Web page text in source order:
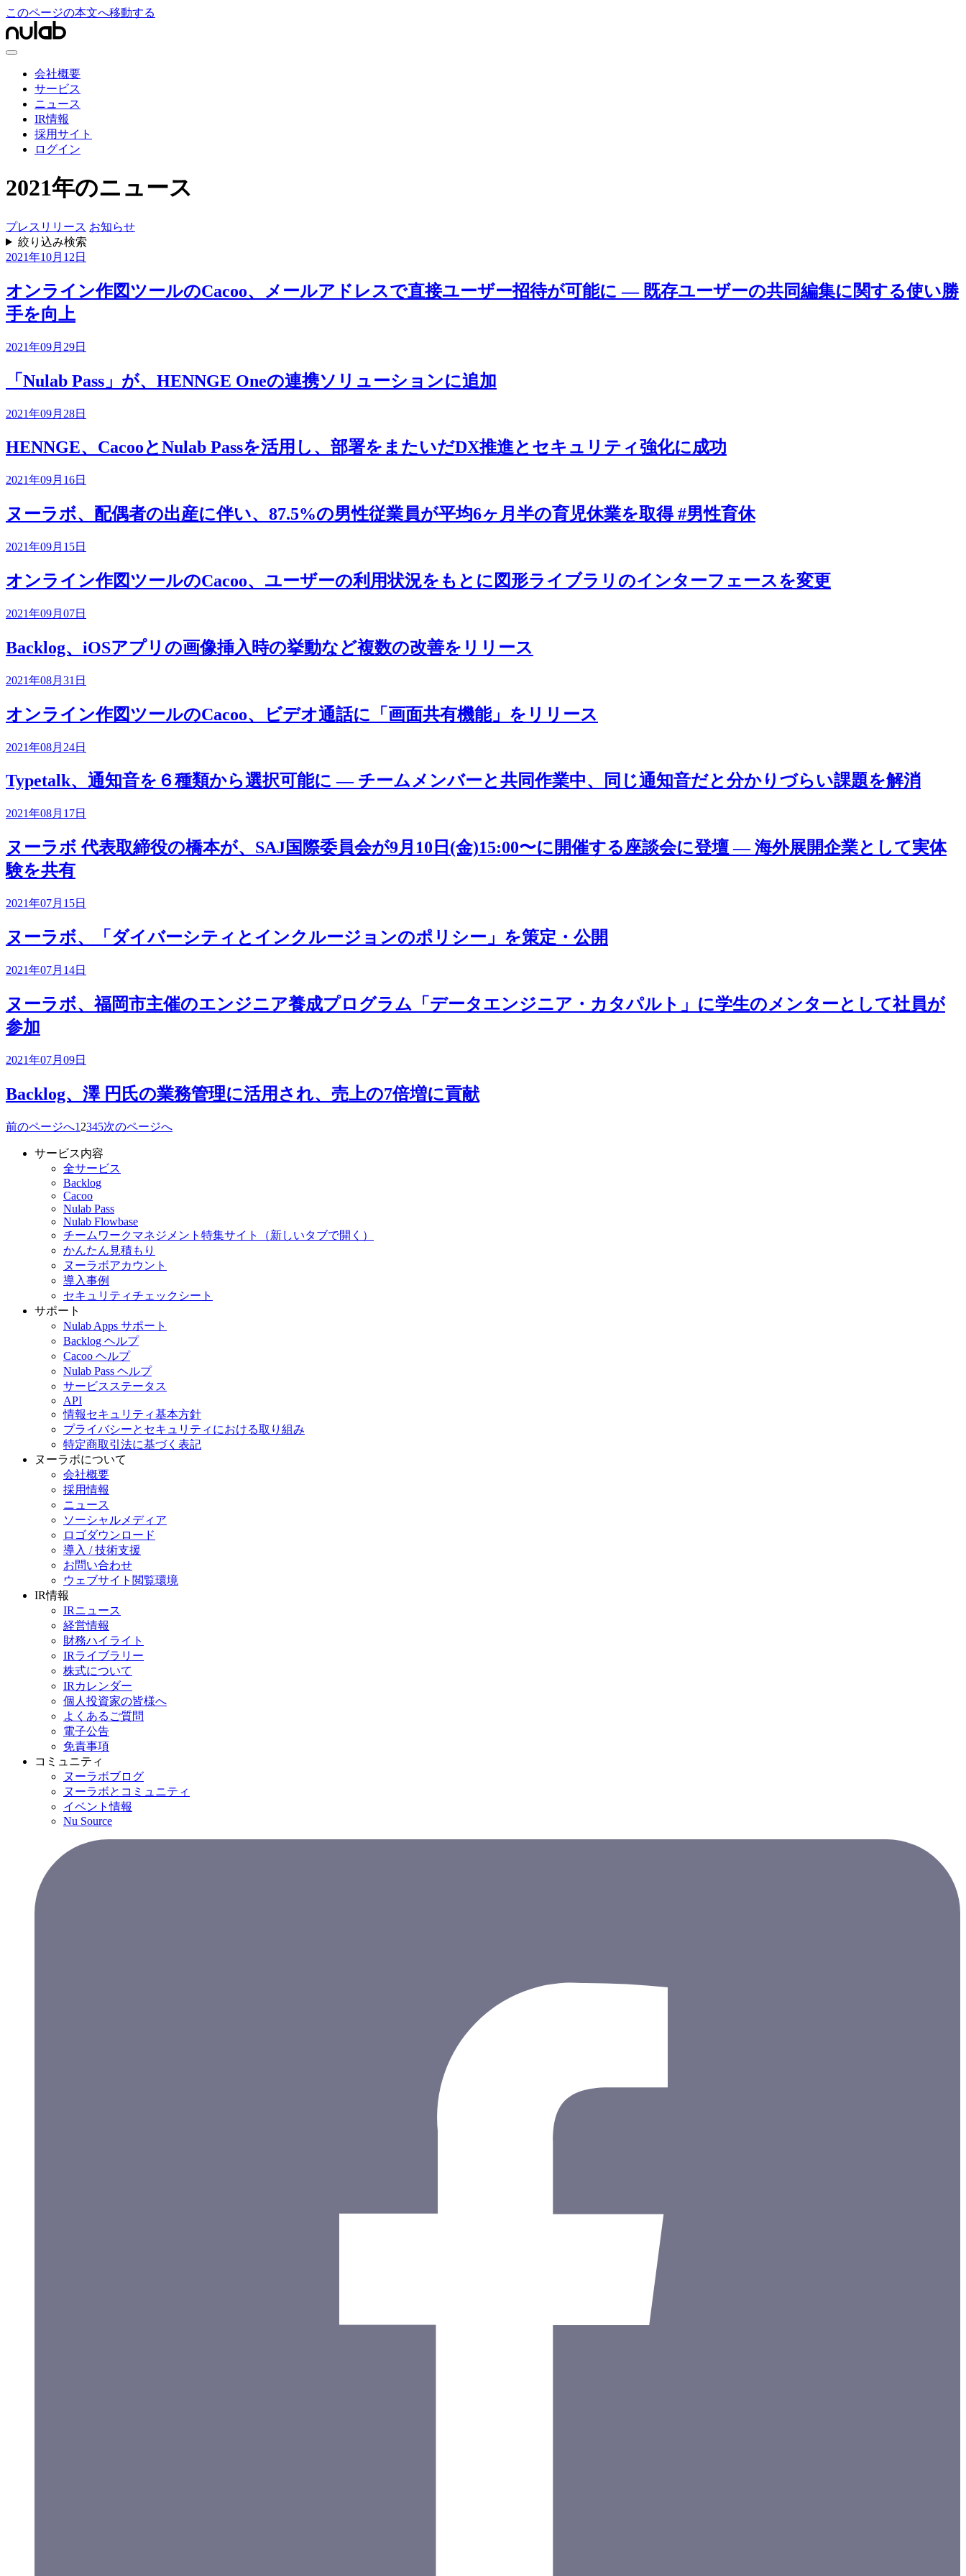
このページの本文へ移動する
会社概要
サービス
ニュース
IR情報
採用サイト
ログイン
2021年のニュース
プレスリリース お知らせ
絞り込み検索
2021年10月12日
オンライン作図ツールのCacoo、メールアドレスで直接ユーザー招待が可能に — 既存ユーザーの共同編集に関する使い勝
手を向上
2021年09月29日
「Nulab Pass」が、HENNGE Oneの連携ソリューションに追加
2021年09月28日
HENNGE、CacooとNulab Passを活用し、部署をまたいだDX推進とセキュリティ強化に成功
2021年09月16日
ヌーラボ、配偶者の出産に伴い、87.5%の男性従業員が平均6ヶ月半の育児休業を取得 #男性育休
2021年09月15日
オンライン作図ツールのCacoo、ユーザーの利用状況をもとに図形ライブラリのインターフェースを変更
2021年09月07日
Backlog、iOSアプリの画像挿入時の挙動など複数の改善をリリース
2021年08月31日
オンライン作図ツールのCacoo、ビデオ通話に「画面共有機能」をリリース
2021年08月24日
Typetalk、通知音を６種類から選択可能に — チームメンバーと共同作業中、同じ通知音だと分かりづらい課題を解消
2021年08月17日
ヌーラボ 代表取締役の橋本が、SAJ国際委員会が9月10日(金)15:00〜に開催する座談会に登壇 — 海外展開企業として実体
験を共有
2021年07月15日
ヌーラボ、「ダイバーシティとインクルージョンのポリシー」を策定・公開
2021年07月14日
ヌーラボ、福岡市主催のエンジニア養成プログラム「データエンジニア・カタパルト」に学生のメンターとして社員が
参加
2021年07月09日
Backlog、澤 円氏の業務管理に活用され、売上の7倍増に貢献
前のページへ1 2345次のページへ
サービス内容
全サービス
Backlog
Cacoo
Nulab Pass
Nulab Flowbase
チームワークマネジメント特集サイト
（新しいタブで開く）
かんたん見積もり
ヌーラボアカウント
導入事例
セキュリティチェックシート
サポート
Nulab Apps サポート
Backlog ヘルプ
Cacoo ヘルプ
Nulab Pass ヘルプ
サービスステータス
API
情報セキュリティ基本方針
プライバシーとセキュリティにおける取り組み
特定商取引法に基づく表記
ヌーラボについて
会社概要
採用情報
ニュース
ソーシャルメディア
ロゴダウンロード
導入 / 技術支援
お問い合わせ
ウェブサイト閲覧環境
IR情報
IRニュース
経営情報
財務ハイライト
IRライブラリー
株式について
IRカレンダー
個人投資家の皆様へ
よくあるご質問
電子公告
免責事項
コミュニティ
ヌーラボブログ
ヌーラボとコミュニティ
イベント情報
Nu Source